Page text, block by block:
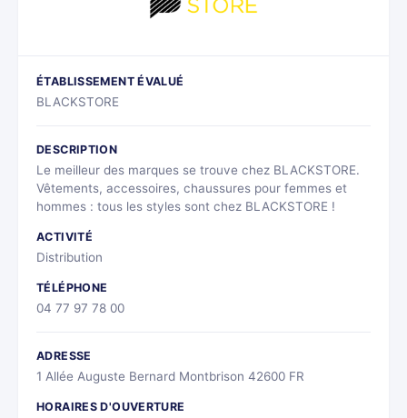
ÉTABLISSEMENT ÉVALUÉ
BLACKSTORE
DESCRIPTION
Le meilleur des marques se trouve chez BLACKSTORE.
Vêtements, accessoires, chaussures pour femmes et
hommes : tous les styles sont chez BLACKSTORE !
ACTIVITÉ
Distribution
TÉLÉPHONE
04 77 97 78 00
ADRESSE
1 Allée Auguste Bernard Montbrison 42600 FR
HORAIRES D'OUVERTURE